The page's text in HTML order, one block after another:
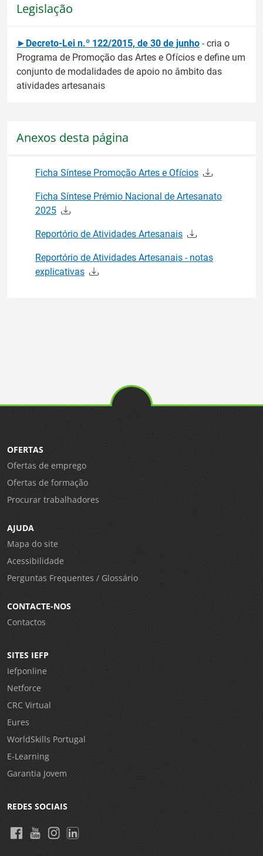
Legislação
► Decreto-Lei n.º 122/2015, de 30 de junho - cria o
Programa de Promoção das Artes e Ofícios e define um
conjunto de modalidades de apoio no âmbito das
atividades artesanais
Anexos desta página
Ficha Síntese Promoção Artes e Ofícios
Ficha Síntese Prémio Nacional de Artesanato
2025
Reportório de Atividades Artesanais
Reportório de Atividades Artesanais - notas
explicativas
OFERTAS
Ofertas de emprego
Ofertas de formação
Procurar trabalhadores
AJUDA
Mapa do site
Acessibilidade
Perguntas Frequentes / Glossário
CONTACTE-NOS
Contactos
SITES IEFP
Iefponline
Netforce
CRC Virtual
Eures
WorldSkills Portugal
E-Learning
Garantia Jovem
REDES SOCIAIS